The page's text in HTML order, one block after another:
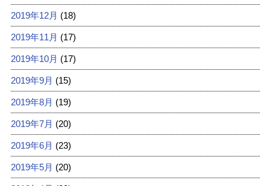
2019年12月 (18)
2019年11月 (17)
2019年10月 (17)
2019年9月 (15)
2019年8月 (19)
2019年7月 (20)
2019年6月 (23)
2019年5月 (20)